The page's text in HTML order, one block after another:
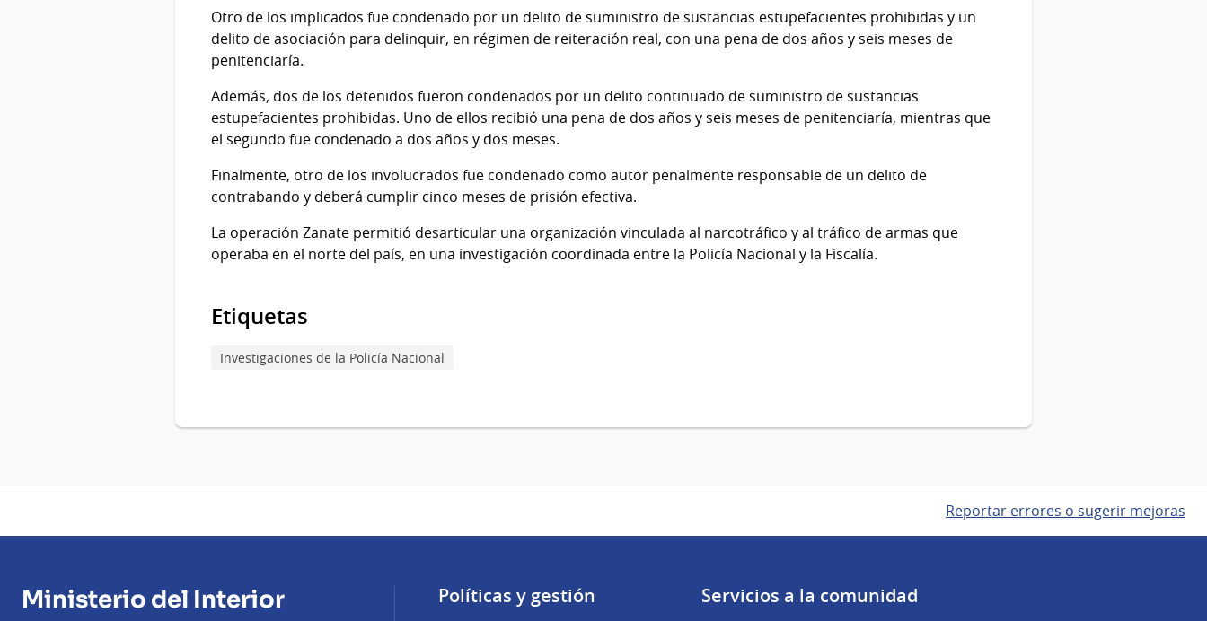
Otro de los implicados fue condenado por un delito de suministro de sustancias estupefacientes prohibidas y un
delito de asociación para delinquir, en régimen de reiteración real, con una pena de dos años y seis meses de
penitenciaría.
Además, dos de los detenidos fueron condenados por un delito continuado de suministro de sustancias
estupefacientes prohibidas. Uno de ellos recibió una pena de dos años y seis meses de penitenciaría, mientras que
el segundo fue condenado a dos años y dos meses.
Finalmente, otro de los involucrados fue condenado como autor penalmente responsable de un delito de
contrabando y deberá cumplir cinco meses de prisión efectiva.
La operación Zanate permitió desarticular una organización vinculada al narcotráfico y al tráfico de armas que
operaba en el norte del país, en una investigación coordinada entre la Policía Nacional y la Fiscalía.
Etiquetas
Investigaciones de la Policía Nacional
Reportar errores o sugerir mejoras
Ministerio del Interior Políticas y gestión Servicios a la comunidad